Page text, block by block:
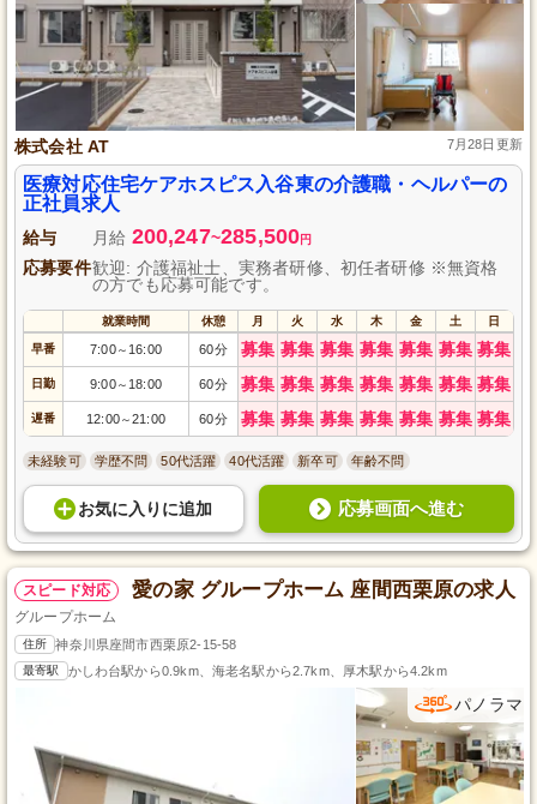
株式会社 AT 7月28日更新
医療対応住宅ケアホスピス入谷東の介護職・ヘルパーの
正社員求人
給与 月給 200,247~285,500円
応募要件歓迎: 介護福祉士、実務者研修、初任者研修 ※無資格
の方でも応募可能です。
就業時間 休憩 月 火 水 木 金 土 日
早番 7:00～ 16:00 60分 募集 募集 募集 募集 募集 募集 募集
日勤 9:00～ 18:00 60分 募集 募集 募集 募集 募集 募集 募集
遅番 12:00～21:00 60分 募集 募集 募集 募集 募集 募集 募集
未経験可 学歴不問 50代活躍 40代活躍 新卒可 年齢不問
お気に入り に追加 応募画面へ進む
スピード対応 愛の家 グループホーム 座間西栗原の求人
グループホーム
住所 神奈川県座間市西栗原2-15-58
最寄駅 かしわ台駅から0.9km、海老名駅から2.7km、厚木駅から4.2km
パノラマ